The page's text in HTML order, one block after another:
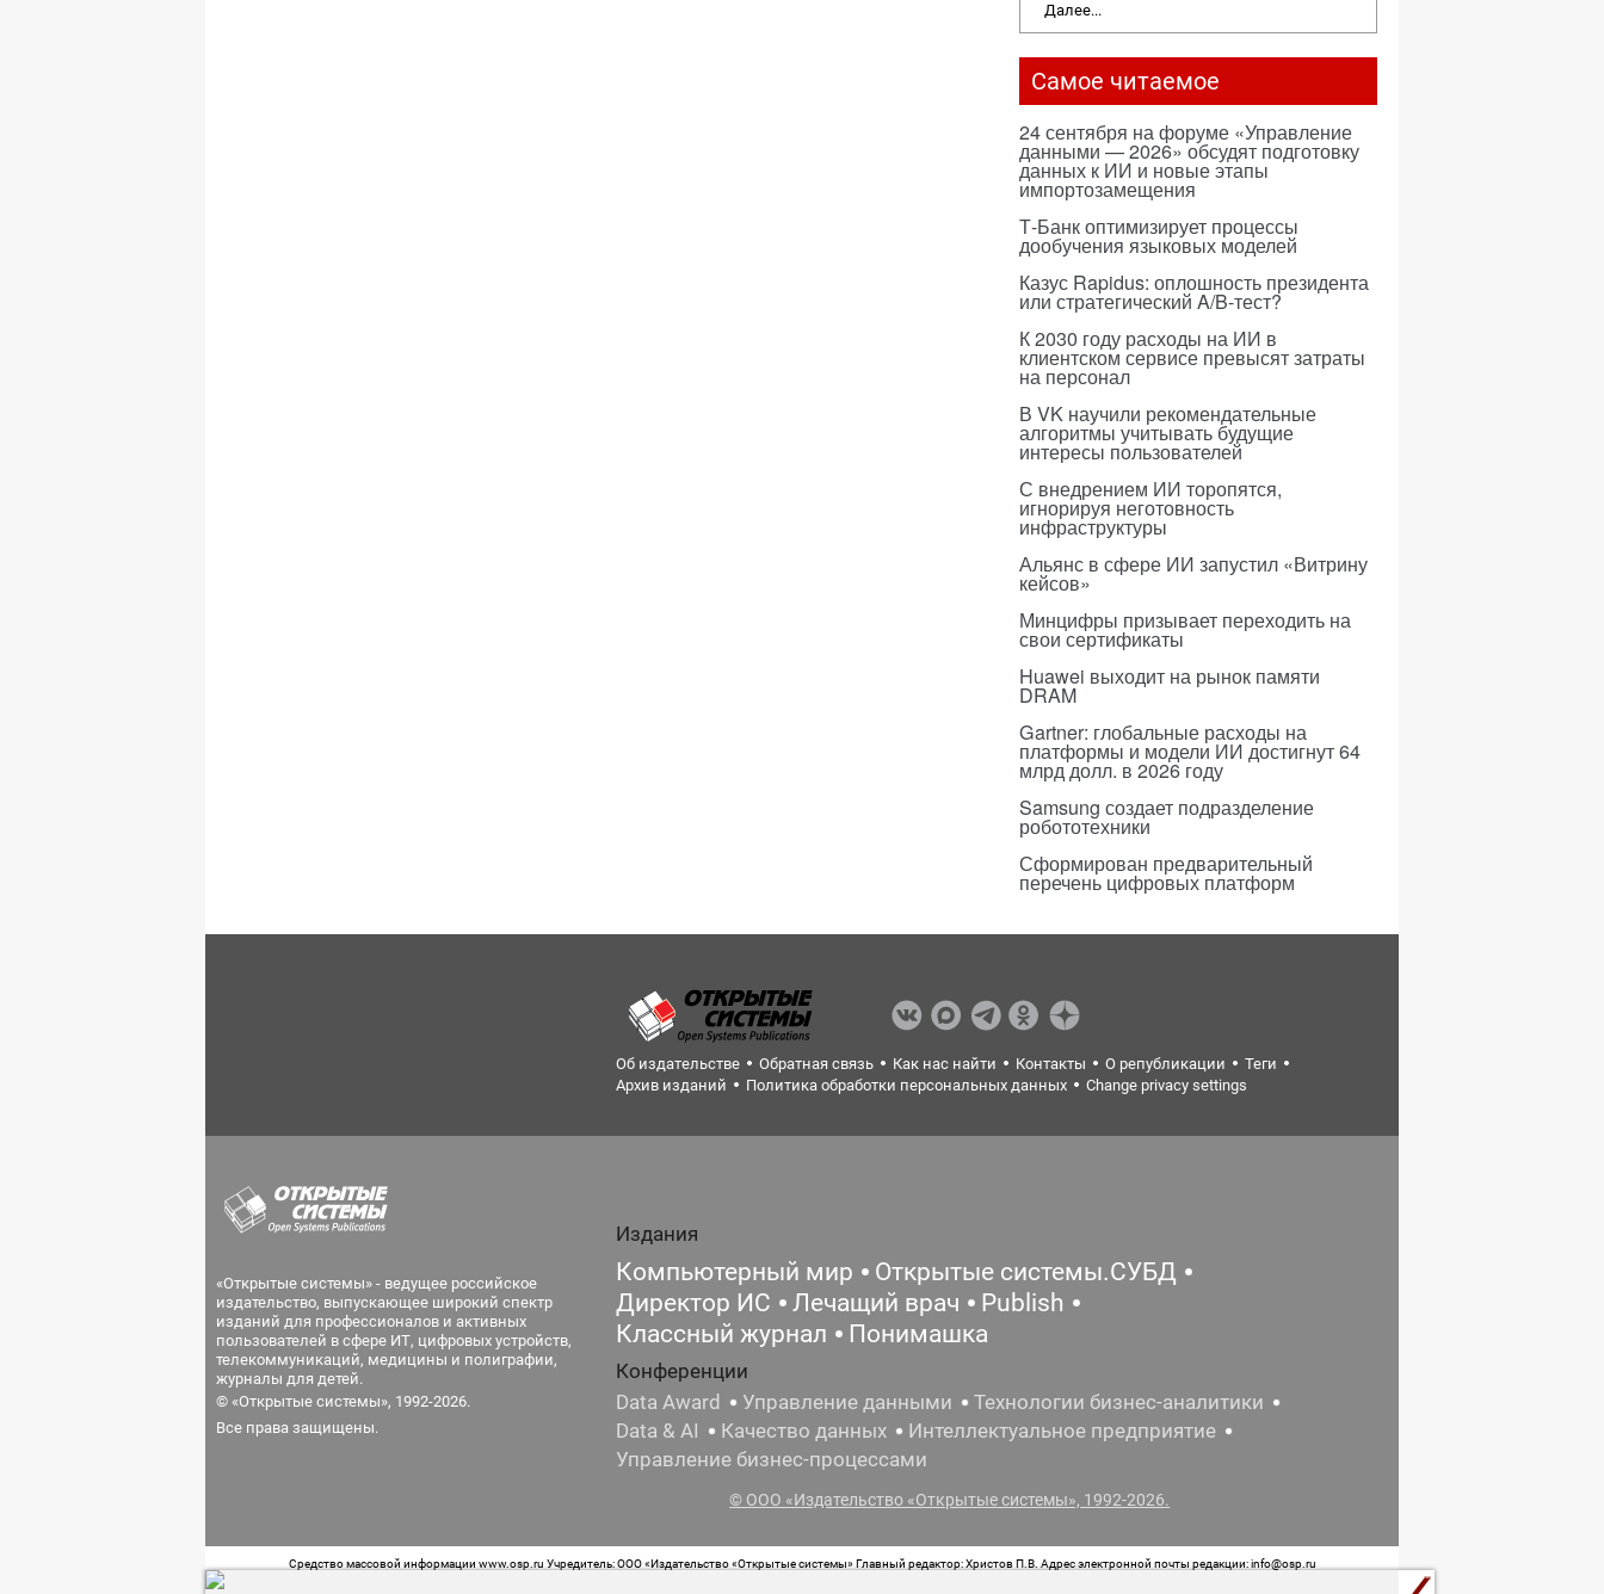
Далее...
Самое читаемое
24 сентября на форуме «Управление
данными — 2026» обсудят подготовку
данных к ИИ и новые этапы
импортозамещения
Т-Банк оптимизирует процессы
дообучения языковых моделей
Казус Rapidus: оплошность президента
или стратегический A/B-тест?
К 2030 году расходы на ИИ в
клиентском сервисе превысят затраты
на персонал
В VK научили рекомендательные
алгоритмы учитывать будущие
интересы пользователей
С внедрением ИИ торопятся,
игнорируя неготовность
инфраструктуры
Альянс в сфере ИИ запустил «Витрину
кейсов»
Минцифры призывает переходить на
свои сертификаты
Huawei выходит на рынок памяти
DRAM
Gartner: глобальные расходы на
платформы и модели ИИ достигнут 64
млрд долл. в 2026 году
Samsung создает подразделение
робототехники
Сформирован предварительный
перечень цифровых платформ
Об издательстве Обратная связь Как нас найти Контакты О републикации
Теги
Архив изданий
Политика обработки персональных данных Change privacy settings
«Открытые системы» - ведущее российское
издательство, выпускающее широкий спектр
изданий для профессионалов и активных
пользователей в сфере ИТ, цифровых устройств,
телекоммуникаций, медицины и полиграфии,
журналы для детей.
© «Открытые системы», 1992-2026.
Все права защищены.
Издания
Компьютерный мир
Открытые системы.СУБД
Директор ИС
Лечащий врач
Publish
Классный журнал
Понимашка
Конференции
Data Award
Управление данными
Технологии бизнес-аналитики
Data & AI
Качество данных
Интеллектуальное предприятие
Управление бизнес-процессами
© ООО «Издательство «Открытые системы», 1992-2026.
Средство массовой информации www.osp.ru Учредитель: ООО «Издательство «Открытые системы» Главный редактор: Христов П.В. Адрес электронной почты редакции: info@osp.ru